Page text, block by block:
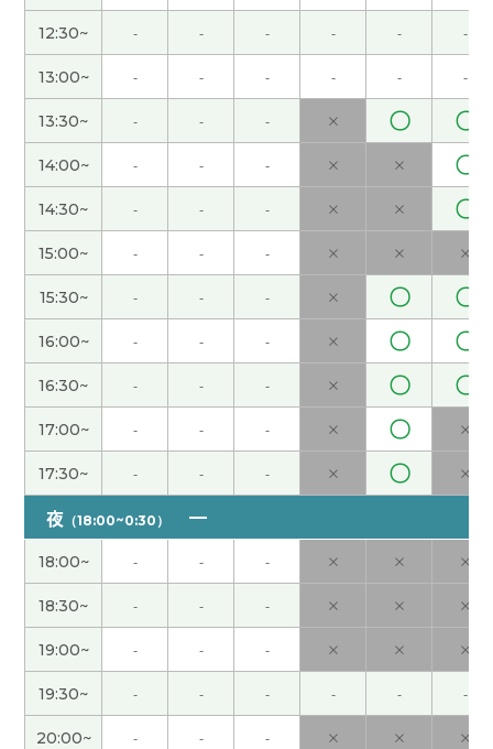
谢谢老师，下次见！ ( 40代 )
谢谢老师，关于"连读 变音"，我看的油管节目是
https://www.youtube.com/watch?
v=4qo6H_6Cc00 32分左右的场面 我不知道在你的
环境能看油管，如果能看的话，而且有空时候，麻
烦你确认一下
中国的千问已经和淘宝打通了，要是日本亚马逊也
能和ChatGPT打通就好了，既省心又省力。谢谢！
男性 )
今年初夏的天气很宜人（友好），不过现在已经热
起来了。听说湖南的夏天特别热，请您注意多喝
水！( 男性 )
谢谢老师，下次见！ ( 40代 )
我大约这十年继续学中文，比我更流利的人也有很
多了吧
( 60代 男性 )
每次和老师一起聊得很开心！下次见！
JJ老师，谢谢。辛苦了~。也祝您周末愉快。下次见
啦！( 50代 男性 )
12:30~ - - - - - -
13:00~ - - - - - -
13:30~ - - - × 〇 〇
14:00~ - - - × × 〇
14:30~ - - - × × 〇
15:00~ - - - × × ×
15:30~ - - - × 〇 〇
16:00~ - - - × 〇 〇
16:30~ - - - × 〇 〇
17:00~ - - - × 〇 ×
17:30~ - - - × 〇 ×
夜 （18:00~0:30）
18:00~ - - - × × ×
18:30~ - - - × × ×
19:00~ - - - × × ×
19:30~ - - - - - -
20:00~ - - - × × ×